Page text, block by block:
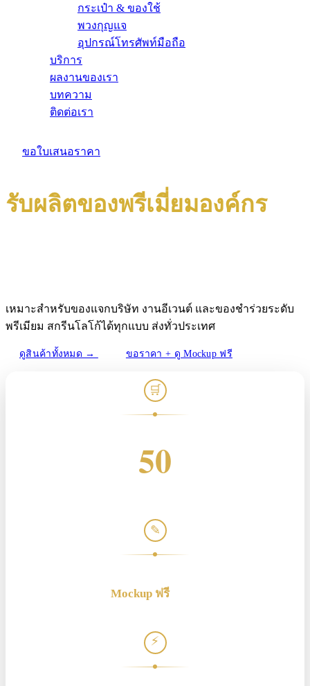
กระเป๋า & ของใช้
พวงกุญแจ
อุปกรณ์โทรศัพท์มือถือ
บริการ
ผลงานของเรา
บทความ
ติดต่อเรา
ขอใบเสนอราคา
รับผลิตของพรีเมี่ยมองค์กร
เหมาะสำหรับของแจกบริษัท งานอีเวนต์ และของชำร่วยระดับ
พรีเมียม สกรีนโลโก้ได้ทุกแบบ ส่งทั่วประเทศ
ดูสินค้าทั้งหมด → ขอราคา + ดู Mockup ฟรี
🛒
50
✎
Mockup ฟรีก่อนผลิต
⚡